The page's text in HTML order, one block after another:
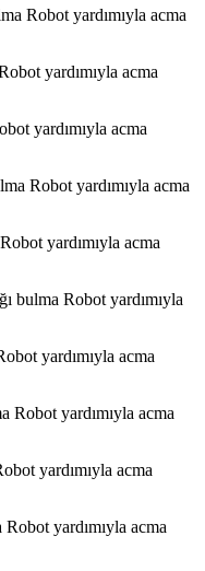
Robot yardımıyla acma
yardımıyla acma
yardımıyla acma
Robot yardımıyla acma
yardımıyla acma
bulma Robot yardımıyla
yardımıyla acma
Robot yardımıyla acma
yardımıyla acma
yardımıyla acma